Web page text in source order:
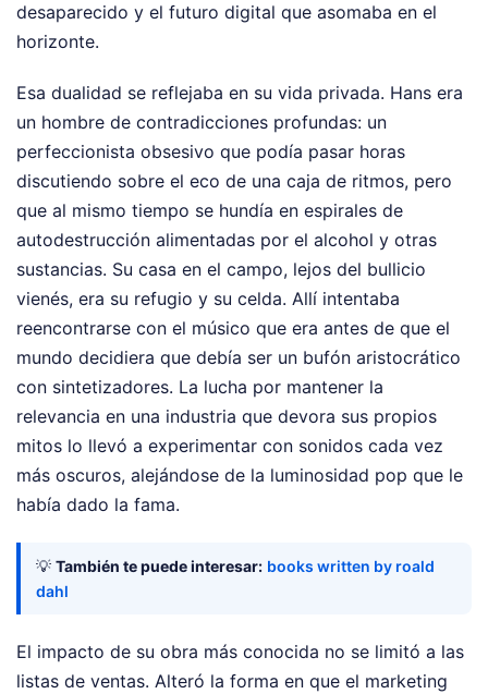
desaparecido y el futuro digital que asomaba en el
horizonte.
Esa dualidad se reflejaba en su vida privada. Hans era
un hombre de contradicciones profundas: un
perfeccionista obsesivo que podía pasar horas
discutiendo sobre el eco de una caja de ritmos, pero
que al mismo tiempo se hundía en espirales de
autodestrucción alimentadas por el alcohol y otras
sustancias. Su casa en el campo, lejos del bullicio
vienés, era su refugio y su celda. Allí intentaba
reencontrarse con el músico que era antes de que el
mundo decidiera que debía ser un bufón aristocrático
con sintetizadores. La lucha por mantener la
relevancia en una industria que devora sus propios
mitos lo llevó a experimentar con sonidos cada vez
más oscuros, alejándose de la luminosidad pop que le
había dado la fama.
💡 También te puede interesar: books written by roald
dahl
El impacto de su obra más conocida no se limitó a las
listas de ventas. Alteró la forma en que el marketing